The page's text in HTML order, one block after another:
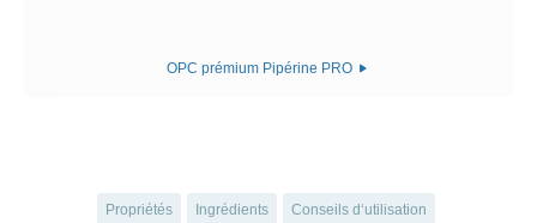
OPC prémium Pipérine PRO
Propriétés Ingrédients Conseils d‘utilisation